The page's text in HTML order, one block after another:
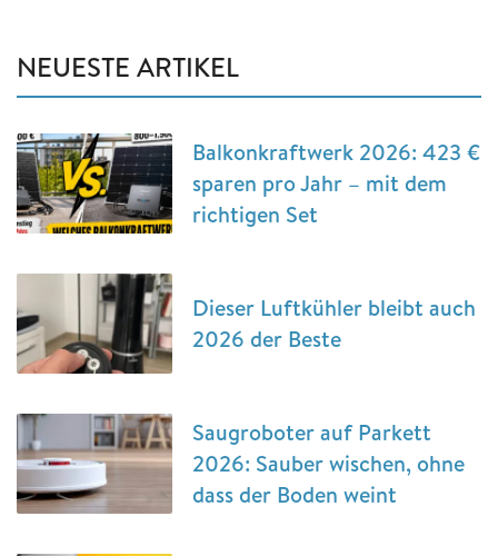
NEUESTE ARTIKEL
Balkonkraftwerk 2026: 423 €
sparen pro Jahr – mit dem
richtigen Set
Dieser Luftkühler bleibt auch
2026 der Beste
Saugroboter auf Parkett
2026: Sauber wischen, ohne
dass der Boden weint